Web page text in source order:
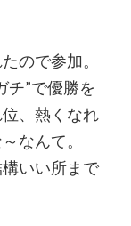
ので参加。
チ”で優勝を
、熱くなれ
なんて。
いい所まで